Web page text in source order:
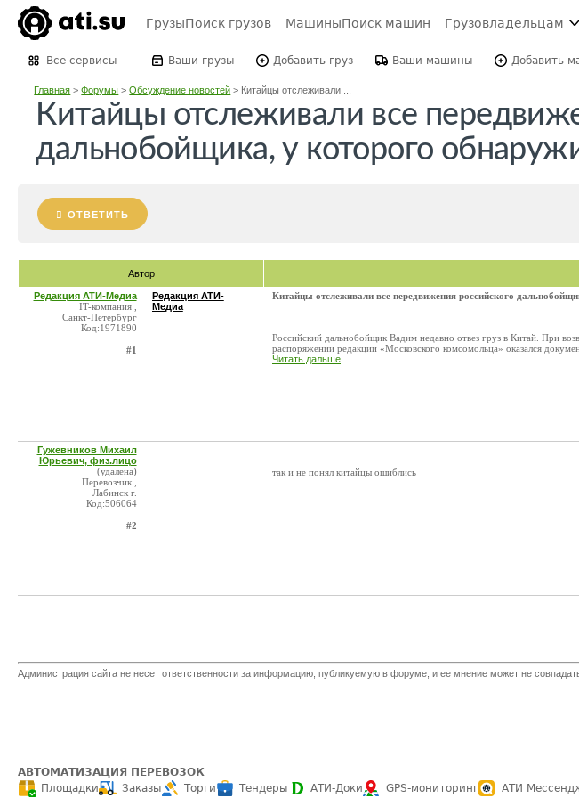
ГрузыПоиск грузов МашиныПоиск машин Грузовладельцам
Все сервисы Ваши грузы Добавить груз Ваши машины Добавить
Главная >Форумы >Обсуждение новостей > Китайцы отслеживали ...
Китайцы отслеживали все
дальнобойщика, у которого
ОТВЕТИТЬ
Автор
Редакция АТИ-Медиа
IT-компания ,
Санкт-Петербург
Код:1971890
#1
Редакция АТИ-
Медиа
Китайцы отслеживали все передвижения российского
Российский дальнобойщик Вадим недавно отвез груз в Китай. При
распоряжении редакции «Московского комсомольца» оказался
Читать дальше
Гужевников Михаил
Юрьевич, физ.лицо
(удалена)
Перевозчик ,
Лабинск г.
Код:506064
#2
так и не понял китайцы ошиблись
Администрация сайта не несет ответственности за информацию, публикуемую в форуме, и ее мнение может не
АВТОМАТИЗАЦИЯ ПЕРЕВОЗОК
Площадки
Заказы Торги Тендеры АТИ-Доки GPS-мониторинг АТИ